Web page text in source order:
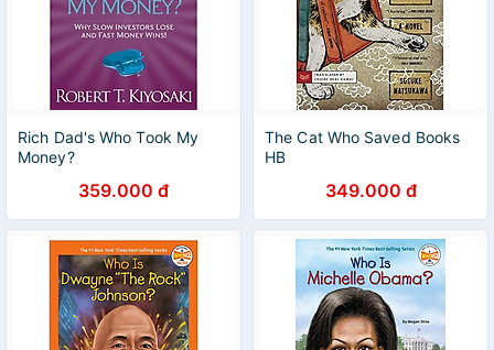
Rich Dad's Who Took My
Money?
359.000 đ
The Cat Who Saved Books
HB
349.000 đ